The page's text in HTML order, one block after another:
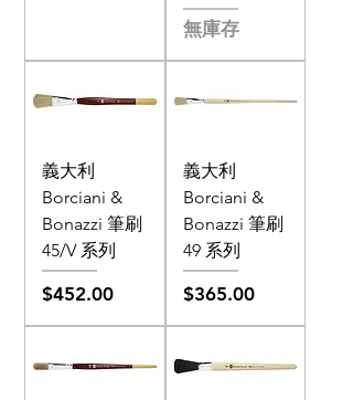
無庫存
義大利
Borciani &
Bonazzi 筆刷
45/V 系列
價格
$452.00
義大利
Borciani &
Bonazzi 筆刷
49 系列
價格
$365.00